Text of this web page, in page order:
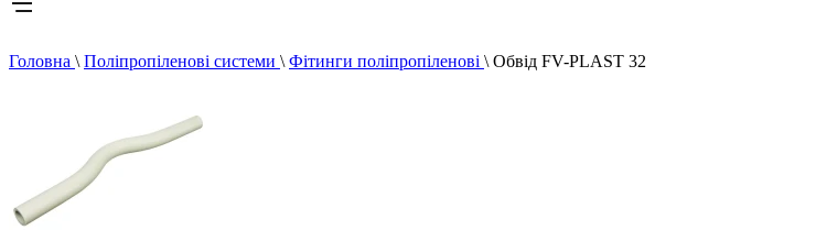
Головна \ Поліпропіленові системи \ Фітинги поліпропіленові \ Обвід FV-PLAST 32